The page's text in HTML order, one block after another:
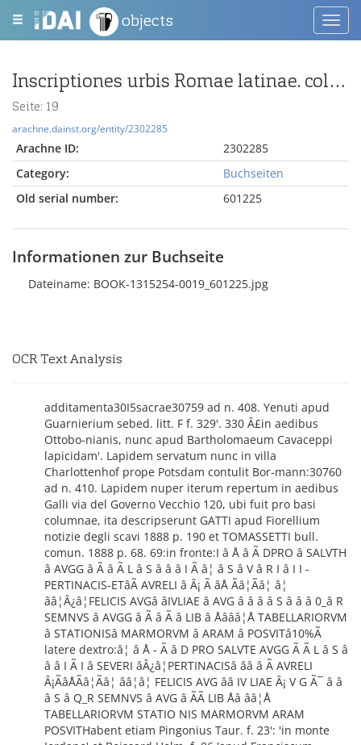
objects
Inscriptiones urbis Romae latinae. collegit et edidit Christianus Huelsen. Additamenta / Partis quartae fasciculus posterior.
Seite: 19
arachne.dainst.org/entity/2302285
Arachne ID:
2302285
Category:
Buchseiten
Old serial number:
601225
Informationen zur Buchseite
Dateiname: BOOK-1315254-0019_601225.jpg
OCR Text Analysis
additamenta30I5sacrae30759 ad n. 408. Yenuti apud
Guarnierium sebed. litt. F f. 329'. 330 Â£in aedibus
Ottobo-nianis, nunc apud Bartholomaeum Cavaceppi
lapicidam'. Lapidem servatum nunc in villa
Charlottenhof prope Potsdam contulit Bor-mann:30760
ad n. 410. Lapidem nuper iterum repertum in aedibus
Galli via del Governo Vecchio 120, ubi fuit pro basi
columnae, ita descripserunt GATTI apud Fiorellium
notizie degli scavi 1888 p. 190 et TOMASSETTI bull.
comun. 1888 p. 68. 69:in fronte:I â Å â Ã DPRO â SALVTH
â AVGG â Ã â Ã L â S â â â I Ã â¦ â S â V â R I â I I -
PERTINACIS-ETâÃ AVRELI â Â¡ Ã âÅ Ãâ¦Ãâ¦ â¦
ââ¦Â¿â¦FELICIS AVGâ âIVLIAE â AVG â â â â S â â â 0_â R
SEMNVS â AVGG â Ã â Ã â LIB â Åâââ¦Å TABELLARIORVM
â STATIONISâ MARMORVM â ARAM â POSVITâ10%Ã
latere dextro:â¦ â Å - Ã â D PRO SALVTE AVGG Ã Ã L â S â
â â I Ã I â SEVERI âÂ¿â¦PERTINACISâ ââ â Ã AVRELI
Â¡ÃâÅÃâ¦Ãâ¦ ââ¦â¦ FELICIS AVG ââ IV LIAE Â¡ V G Ã¯ â â
â S â Q_R SEMNVS â AVG â ÃÃ LIB Åâ ââ¦Å
TABELLARIORVM STATIO NIS MARMORVM ARAM
POSVITHabent etiam Pingonius Taur. f. 23': 'in monte